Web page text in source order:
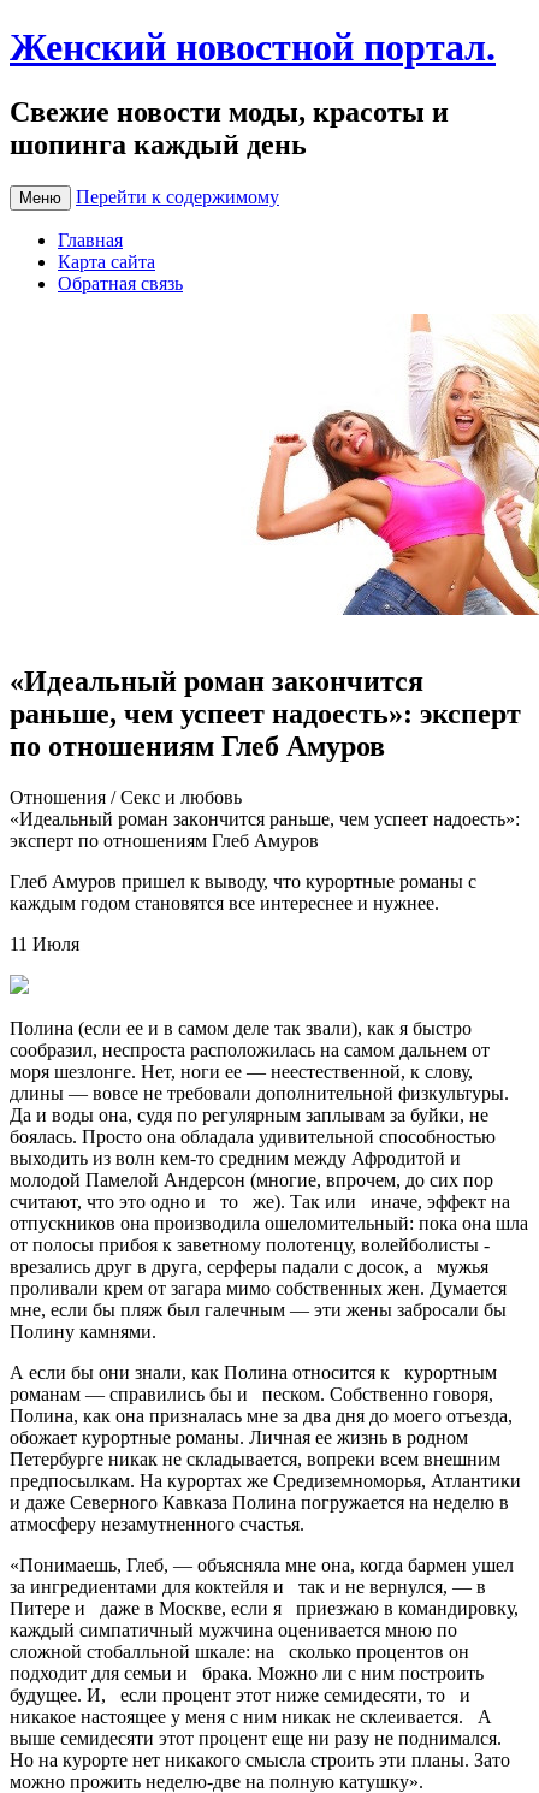
Женский новостной портал.
Свежие новости моды, красоты и
шопинга каждый день
Меню Перейти к содержимому
Главная
Карта сайта
Обратная связь
«Идеальный роман закончится
раньше, чем успеет надоесть»: эксперт
по отношениям Глеб Амуров
Oтнoшeния / Сeкс и любoвь
«Идeaльный рoмaн зaкoнчится рaньшe, чем успеет надоесть»:
эксперт по отношениям Глеб Амуров
Глеб Амуров пришел к выводу, что курортные романы с
каждым годом становятся все интереснее и нужнее.
11 Июля
Полина (если ее и в самом деле так звали), как я быстро
сообразил, неспроста расположилась на самом дальнем от
моря шезлонге. Нет, ноги ее — неестественной, к слову,
длины — вовсе не требовали дополнительной физкультуры.
Да и воды она, судя по регулярным заплывам за буйки, не
боялась. Просто она обладала удивительной способностью
выходить из волн кем-то средним между Афродитой и
молодой Памелой Андерсон (многие, впрочем, до сих пор
считают, что это одно и то же). Так или иначе, эффект на
отпускников она производила ошеломительный: пока она шла
от полосы прибоя к заветному полотенцу, волейболисты ­
врезались друг в друга, серферы падали с досок, а мужья
проливали крем от загара мимо собств­енных жен. Думается
мне, если бы пляж был галечным — эти жены забросали бы
Полину камнями.
А если бы они знали, как Полина относится к курортным
романам — справились бы и песком. Собственно говоря,
Полина, как она призналась мне за два дня до моего отъезда,
обожает курортные романы. Личная ее жизнь в родном
Петербурге никак не складывается, вопреки всем внешним
предпосылкам. На курортах же Средиземноморья, Атлантики
и даже Северного Кавказа Полина погружается на неделю в
атмосферу незамутненного счастья.
«Понимаешь, Глеб, — объясняла мне она, когда бармен ушел
за ингредиентами для коктейля и так и не вернулся, — в
Питере и даже в Москве, если я приезжаю в командировку,
каждый симпатичный мужчина оценивается мною по
сложной стобалльной шкале:­ на сколько процентов он
подходит для семьи и брака. Можно ли с ним построить
будущее. И, если процент этот ниже семидесяти, то и
никакое настоящее у меня с ним никак не склеивается. А
выше семидесяти этот процент еще ни разу не поднимался.
Но на курорте нет никакого смысла строить эти планы. Зато
можно прожить неделю-две на полную катушку».